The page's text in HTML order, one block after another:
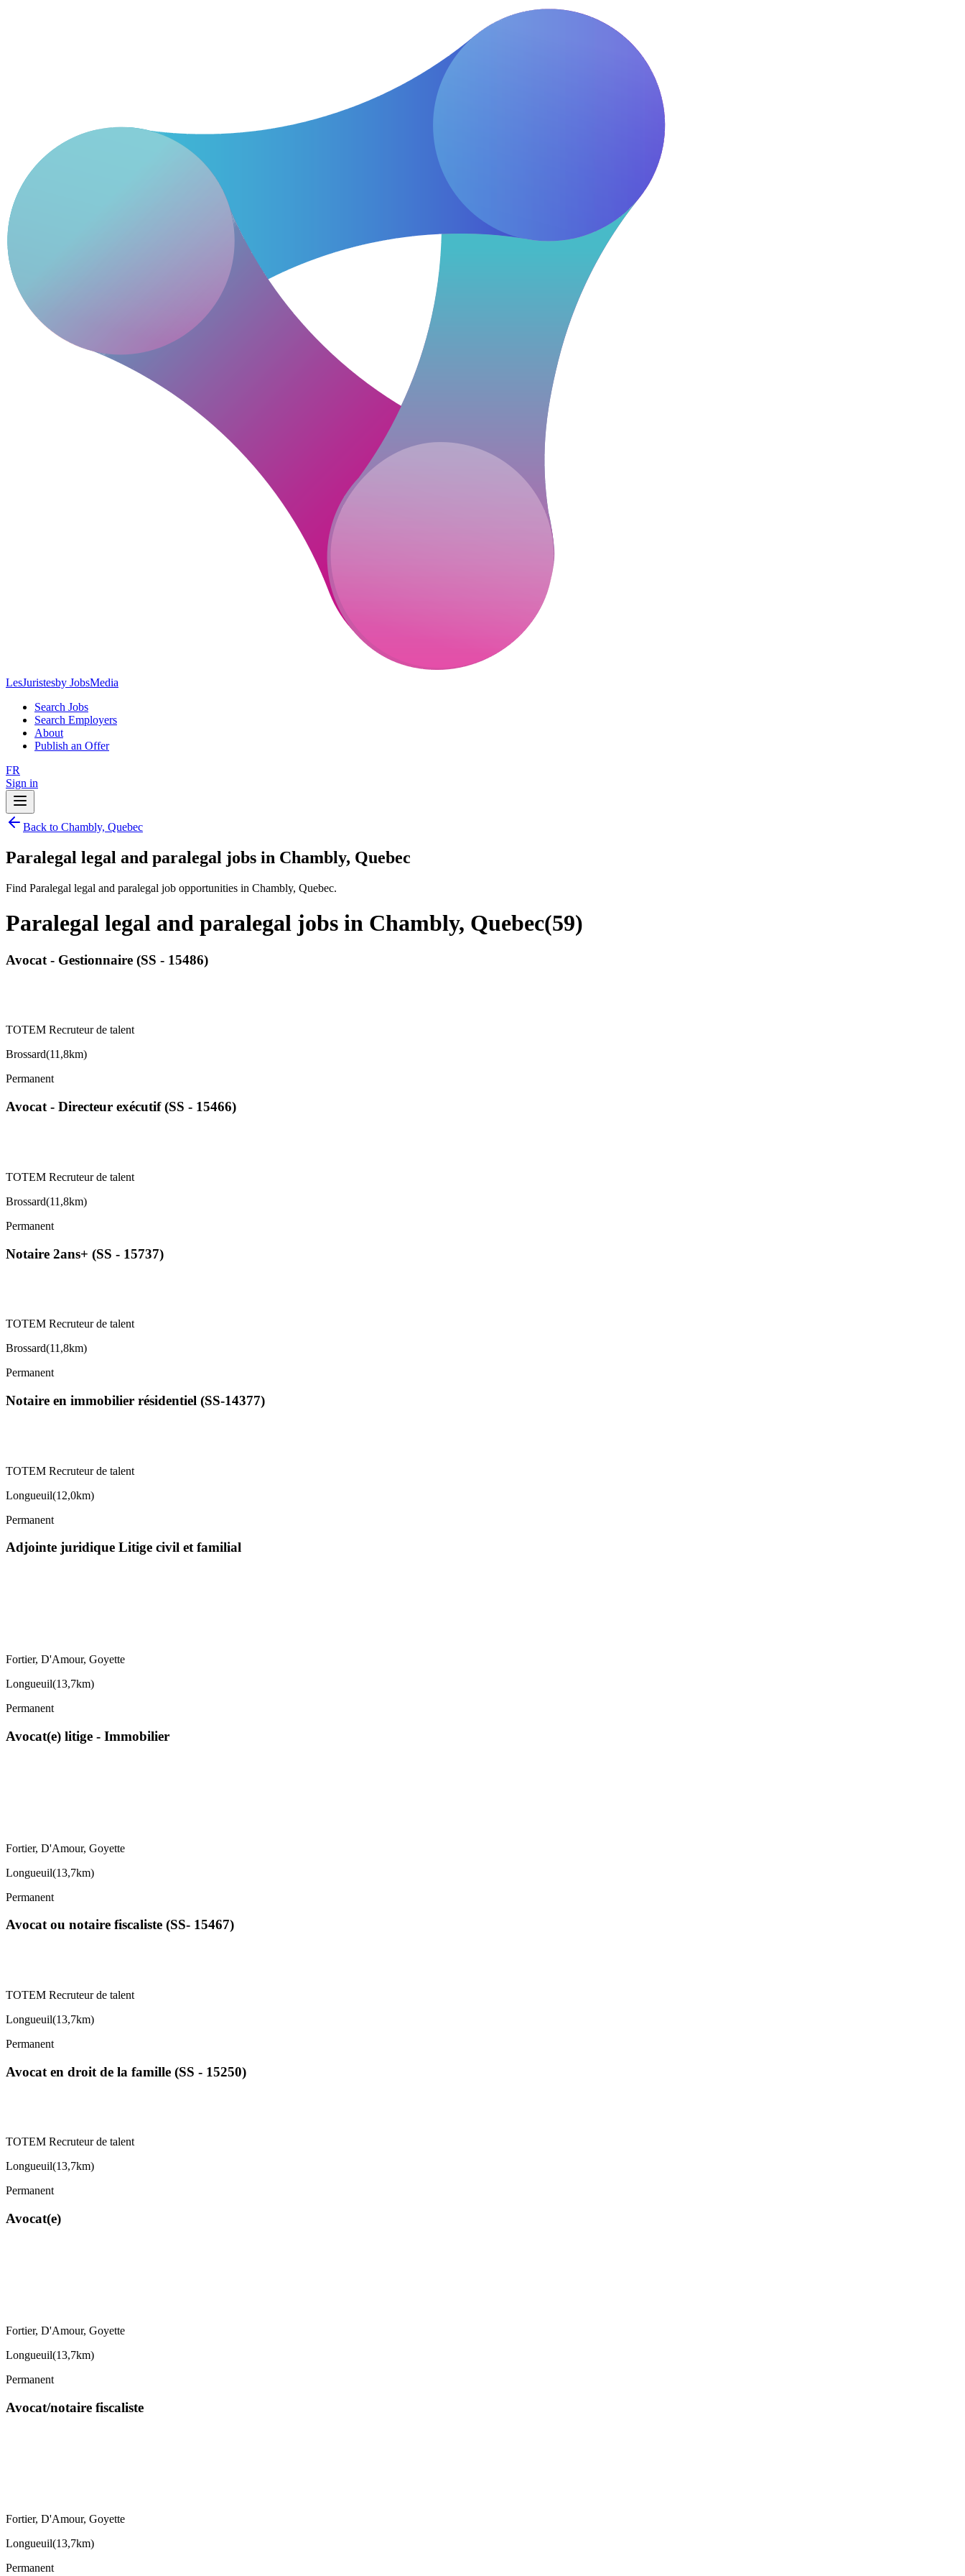
LesJuristesby JobsMedia
Search Jobs
Search Employers
About
Publish an Offer
FR
Sign in
Back to Chambly, Quebec
Paralegal legal and paralegal jobs in Chambly, Quebec
Find Paralegal legal and paralegal job opportunities in Chambly, Quebec.
Paralegal legal and paralegal jobs in Chambly, Quebec(59)
Avocat - Gestionnaire (SS - 15486)
TOTEM Recruteur de talent
Brossard(11,8km)
Permanent
Avocat - Directeur exécutif (SS - 15466)
TOTEM Recruteur de talent
Brossard(11,8km)
Permanent
Notaire 2ans+ (SS - 15737)
TOTEM Recruteur de talent
Brossard(11,8km)
Permanent
Notaire en immobilier résidentiel (SS-14377)
TOTEM Recruteur de talent
Longueuil(12,0km)
Permanent
Adjointe juridique Litige civil et familial
Fortier, D'Amour, Goyette
Longueuil(13,7km)
Permanent
Avocat(e) litige - Immobilier
Fortier, D'Amour, Goyette
Longueuil(13,7km)
Permanent
Avocat ou notaire fiscaliste (SS- 15467)
TOTEM Recruteur de talent
Longueuil(13,7km)
Permanent
Avocat en droit de la famille (SS - 15250)
TOTEM Recruteur de talent
Longueuil(13,7km)
Permanent
Avocat(e)
Fortier, D'Amour, Goyette
Longueuil(13,7km)
Permanent
Avocat/notaire fiscaliste
Fortier, D'Amour, Goyette
Longueuil(13,7km)
Permanent